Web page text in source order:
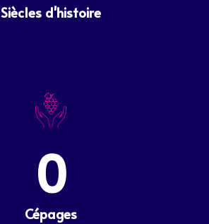
0
Cépages
Siècles d'histoire